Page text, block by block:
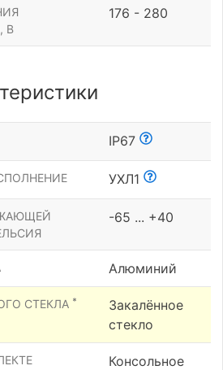
В
176 - 280
IP67
УХЛ1
-65 ... +40
Алюминий
СТЕКЛА *
Закалённое
стекло
Консольное